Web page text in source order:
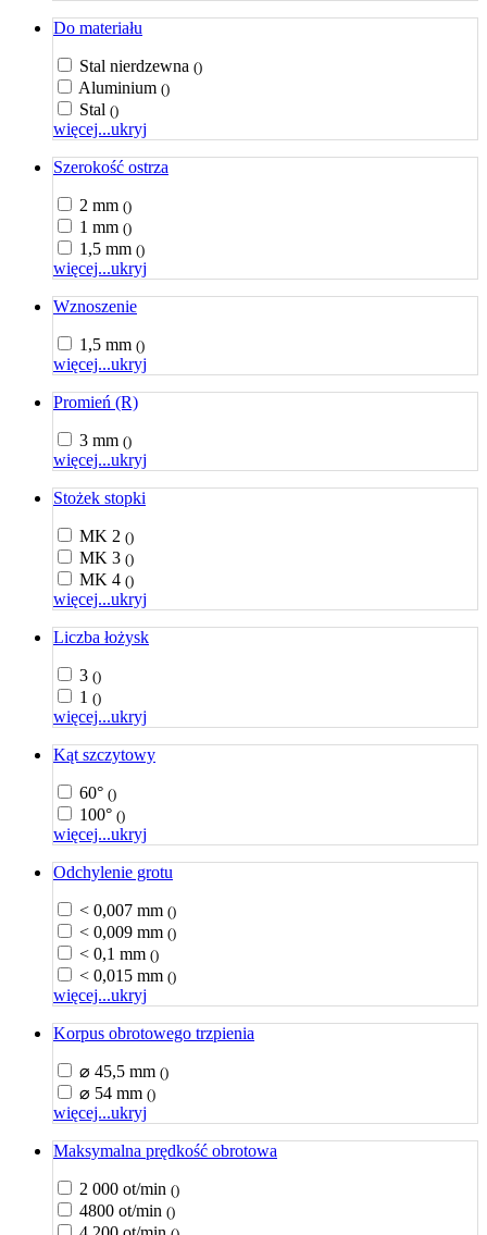
Do materiału
Stal nierdzewna ()
Aluminium ()
Stal ()
więcej...ukryj
Szerokość ostrza
2 mm ()
1 mm ()
1,5 mm ()
więcej...ukryj
Wznoszenie
1,5 mm ()
więcej...ukryj
Promień (R)
3 mm ()
więcej...ukryj
Stożek stopki
MK 2 ()
MK 3 ()
MK 4 ()
więcej...ukryj
Liczba łożysk
3 ()
1 ()
więcej...ukryj
Kąt szczytowy
60° ()
100° ()
więcej...ukryj
Odchylenie grotu
< 0,007 mm ()
< 0,009 mm ()
< 0,1 mm ()
< 0,015 mm ()
więcej...ukryj
Korpus obrotowego trzpienia
⌀ 45,5 mm ()
⌀ 54 mm ()
więcej...ukryj
Maksymalna prędkość obrotowa
2 000 ot/min ()
4800 ot/min ()